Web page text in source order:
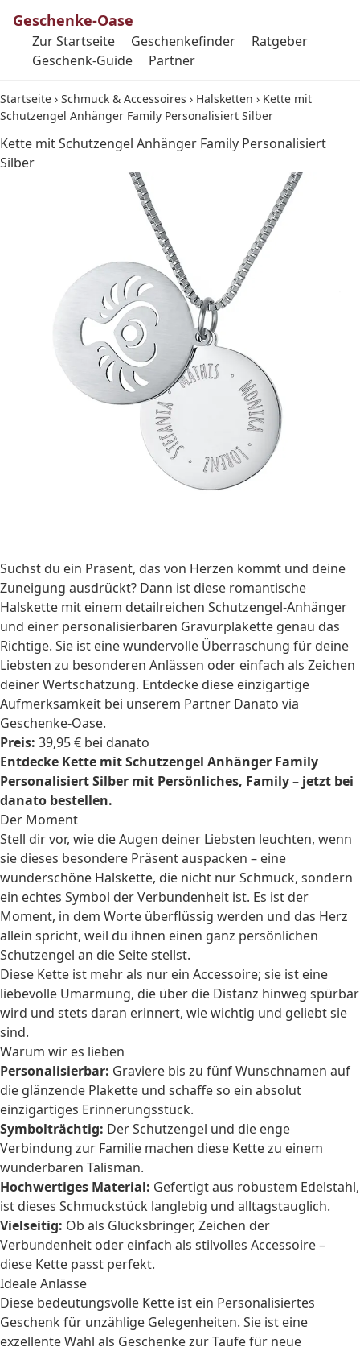
Geschenke-Oase
Zur Startseite Geschenkefinder
Ratgeber
Geschenk-Guide
Partner
Startseite › Schmuck & Accessoires › Halsketten › Kette mit
Schutzengel Anhänger Family Personalisiert Silber
Kette mit Schutzengel Anhänger Family Personalisiert
Silber
Suchst du ein Präsent, das von Herzen kommt und deine
Zuneigung ausdrückt? Dann ist diese romantische
Halskette mit einem detailreichen Schutzengel-Anhänger
und einer personalisierbaren Gravurplakette genau das
Richtige. Sie ist eine wundervolle Überraschung für deine
Liebsten zu besonderen Anlässen oder einfach als Zeichen
deiner Wertschätzung. Entdecke diese einzigartige
Aufmerksamkeit bei unserem Partner Danato via
Geschenke-Oase.
Preis: 39,95 € bei danato
Entdecke Kette mit Schutzengel Anhänger Family
Personalisiert Silber mit Persönliches, Family – jetzt bei
danato bestellen.
Der Moment
Stell dir vor, wie die Augen deiner Liebsten leuchten, wenn
sie dieses besondere Präsent auspacken – eine
wunderschöne Halskette, die nicht nur Schmuck, sondern
ein echtes Symbol der Verbundenheit ist. Es ist der
Moment, in dem Worte überflüssig werden und das Herz
allein spricht, weil du ihnen einen ganz persönlichen
Schutzengel an die Seite stellst.
Diese Kette ist mehr als nur ein Accessoire; sie ist eine
liebevolle Umarmung, die über die Distanz hinweg spürbar
wird und stets daran erinnert, wie wichtig und geliebt sie
sind.
Warum wir es lieben
Personalisierbar: Graviere bis zu fünf Wunschnamen auf
die glänzende Plakette und schaffe so ein absolut
einzigartiges Erinnerungsstück.
Symbolträchtig: Der Schutzengel und die enge
Verbindung zur Familie machen diese Kette zu einem
wunderbaren Talisman.
Hochwertiges Material: Gefertigt aus robustem Edelstahl,
ist dieses Schmuckstück langlebig und alltagstauglich.
Vielseitig: Ob als Glücksbringer, Zeichen der
Verbundenheit oder einfach als stilvolles Accessoire –
diese Kette passt perfekt.
Ideale Anlässe
Diese bedeutungsvolle Kette ist ein Personalisiertes
Geschenkfür unzählige Gelegenheiten. Sie ist eine
exzellente Wahl als Geschenke zur Taufefür neue